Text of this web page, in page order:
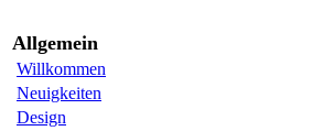
Allgemein
Willkommen
Neuigkeiten
Design